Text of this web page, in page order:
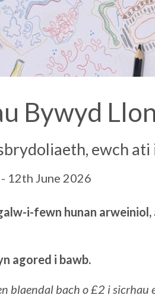
Bywyd
ewch
12th June 2026
i-fewn hunan arweiniol,
agored i bawb.
blaendal bach o £2 i